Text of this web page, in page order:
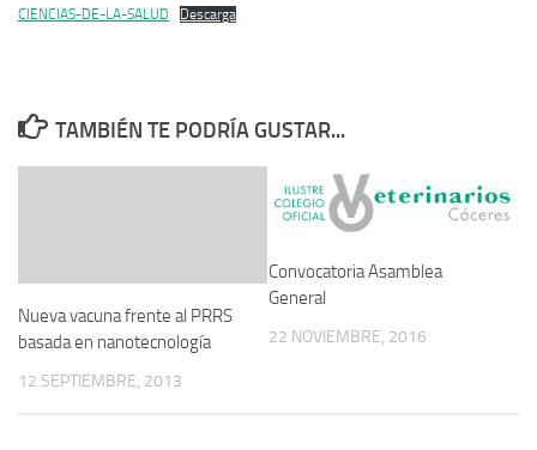
CIENCIAS-DE-LA-SALUD Descarga
TAMBIÉN TE PODRÍA GUSTAR...
Nueva vacuna frente al PRRS
basada en nanotecnología
12 SEPTIEMBRE, 2013
Convocatoria Asamblea
General
22 NOVIEMBRE, 2016